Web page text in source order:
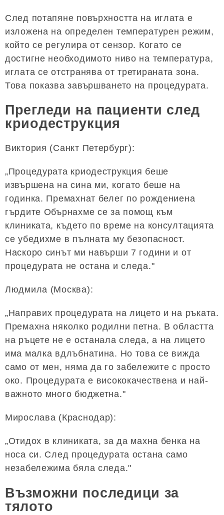
След потапяне повърхността на иглата е
изложена на определен температурен режим,
който се регулира от сензор. Когато се
достигне необходимото ниво на температура,
иглата се отстранява от третираната зона.
Това показва завършването на процедурата.
Прегледи на пациенти след
криодеструкция
Виктория (Санкт Петербург):
„Процедурата криодеструкция беше
извършена на сина ми, когато беше на
годинка. Премахнат белег по рождениена
гърдите Обърнахме се за помощ към
клиниката, където по време на консултацията
се убедихме в пълната му безопасност.
Наскоро синът ми навърши 7 години и от
процедурата не остана и следа."
Людмила (Москва):
„Направих процедурата на лицето и на ръката.
Премахна няколко родилни петна. В областта
на ръцете не е останала следа, а на лицето
има малка вдлъбнатина. Но това се вижда
само от мен, няма да го забележите с просто
око. Процедурата е висококачествена и най-
важното много бюджетна."
Мирослава (Краснодар):
„Отидох в клиниката, за да махна бенка на
носа си. След процедурата остана само
незабележима бяла следа."
Възможни последици за
тялото